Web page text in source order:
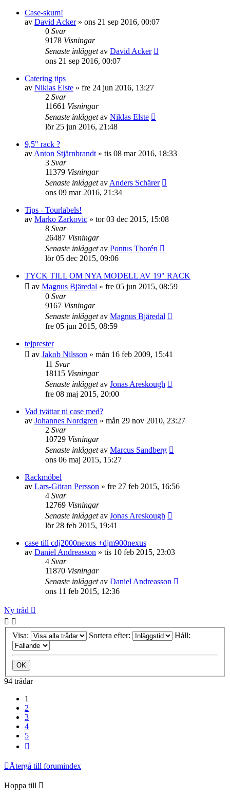
Case-skum!
av David Acker» ons 21 sep 2016, 00:07
0 Svar
9178 Visningar
Senaste inläggetav David Acker
ons 21 sep 2016, 00:07
Catering tips
av Niklas Elste » fre 24 jun 2016, 13:27
2 Svar
11661 Visningar
Senaste inläggetav Niklas Elste
lör 25 jun 2016, 21:48
9,5" rack ?
av Anton Stjärnbrandt » tis 08 mar 2016, 18:33
3 Svar
11379 Visningar
Senaste inläggetav Anders Schärer
ons 09 mar 2016, 21:34
Tips - Tourlabels!
av Marko Zarkovic » tor 03 dec 2015, 15:08
8 Svar
26487 Visningar
Senaste inläggetav Pontus Thorén
lör 05 dec 2015, 09:06
TYCK TILL OM NYA MODELL AV 19" RACK
av Magnus Bjäredal » fre 05 jun 2015, 08:59
0 Svar
9167 Visningar
Senaste inläggetav Magnus Bjäredal
fre 05 jun 2015, 08:59
tejprester
av Jakob Nilsson » mån 16 feb 2009, 15:41
11 Svar
18115 Visningar
Senaste inläggetav Jonas Areskough
fre 08 maj 2015, 20:00
Vad tvättar ni case med?
av Johannes Nordgren » mån 29 nov 2010, 23:27
2 Svar
10729 Visningar
Senaste inläggetav Marcus Sandberg
ons 06 maj 2015, 15:27
Rackmöbel
av Lars-Göran Persson » fre 27 feb 2015, 16:56
4 Svar
12769 Visningar
Senaste inläggetav Jonas Areskough
lör 28 feb 2015, 19:41
case till cdj2000nexus +djm900nexus
av Daniel Andreasson » tis 10 feb 2015, 23:03
4 Svar
11870 Visningar
Senaste inläggetav Daniel Andreasson
ons 11 feb 2015, 12:36
Ny tråd
Visa: Sortera efter: Håll:
94 trådar
1
2
3
4
5
Återgå till forumindex
Hoppa till